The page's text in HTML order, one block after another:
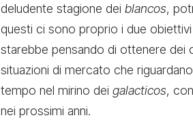
deludente stagione dei blancos,
questi ci sono proprio i due
starebbe pensando di ottenere dei
situazioni di mercato che riguardano
tempo nel mirino dei galacticos,
nei prossimi anni.